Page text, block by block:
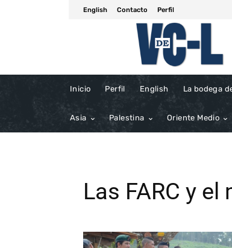
English Contacto Perfil
Inicio Perfil English La bodega
Asia Palestina Oriente Medio
Las FARC y